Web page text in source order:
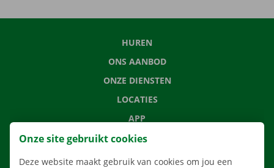
HUREN
ONS AANBOD
ONZE DIENSTEN
LOCATIES
APP
VERHUISOPLOSSINGEN
Onze site gebruikt cookies
Deze website maakt gebruik van cookies om jou een